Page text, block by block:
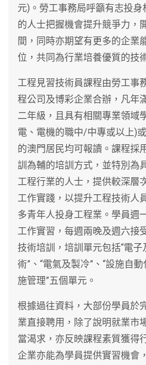
元)。勞工事務局呼籲有志投
的人士把握機會提升競爭力，
間，同時亦期望有更多的企業
位，共同為行業培養優質的技
工程見習技術員課程由勞工事
程公司及博彩企業合辦，凡年
二年級，且具有相關專業領域
電、電機的職中/中專或以上)
的澳門居民均可報讀。課程採
訓為輔的培訓方式，並特別為
工程行業的人士，提供較深層
工作實踐，以提升工程技術人
多青年人投身工程業。學員週
工作實習，每週兩晚及週六接
技術培訓，培訓單元包括“電子
術”、“電氣及製冷”、“設施自
施管理”五個單元。
根據過往資料，大部份學員於
業直接聘用，除了說明就業市
當渴求，亦反映課程素質獲得
企業亦能為學員提供實習機會